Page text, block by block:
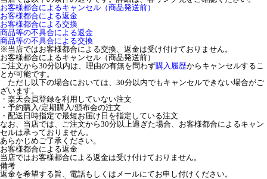
お客様都合によるキャンセル（商品発送前）
お客様都合による返金
お客様都合による交換
商品等の不具合による返金
商品等の不具合による交換
※当店ではお客様都合による交換、返金は受け付けておりません。
お客様都合によるキャンセル（商品発送前）
ご注文から30分以内は、理由の有無を問わず購入履歴からキャンセルするこ
とが可能です。
ただし以下の場合においては、30分以内でもキャンセルできない場合がご
ざいます。
・楽天会員登録を利用していない注文
・予約購入/定期購入/頒布会の注文
・配送日時指定で最短お届け日を指定している注文
なお、当店では、ご注文から30分以上過ぎた場合、お客様都合によるキャン
セルは承っておりません。
あらかじめご了承ください。
お客様都合による返金
当店ではお客様都合による返金は受け付けておりません。
備考
返金を希望する旨、電話もしくはメールにてお申し付けください。